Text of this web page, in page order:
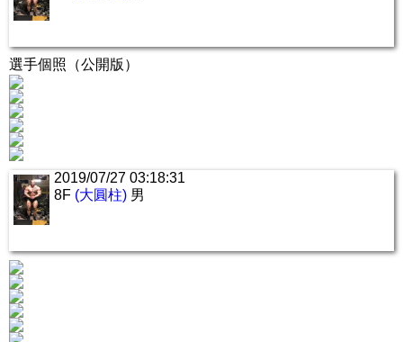
選手個照（公開版）
2019/07/27 03:18:31
8F (大圓柱) 男